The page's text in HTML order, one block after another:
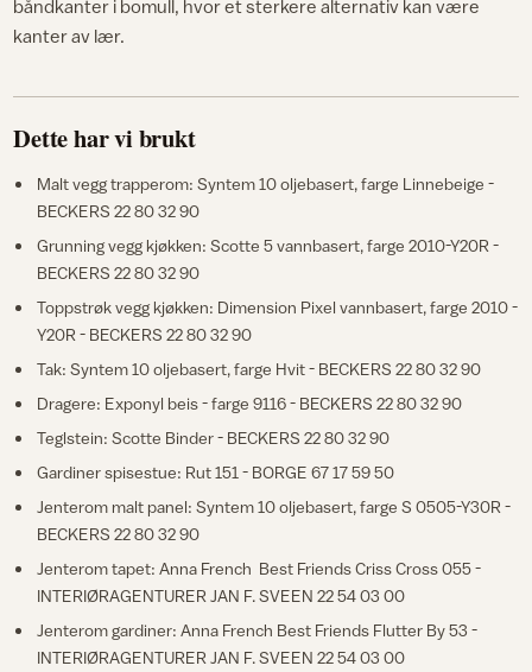
båndkanter i bomull, hvor et sterkere alternativ kan være
kanter av lær.
Dette har vi brukt
Malt vegg trapperom: Syntem 10 oljebasert, farge Linnebeige -
BECKERS 22 80 32 90
Grunning vegg kjøkken: Scotte 5 vannbasert, farge 2010-Y20R -
BECKERS 22 80 32 90
Toppstrøk vegg kjøkken: Dimension Pixel vannbasert, farge 2010 -
Y20R - BECKERS 22 80 32 90
Tak: Syntem 10 oljebasert, farge Hvit - BECKERS 22 80 32 90
Dragere: Exponyl beis - farge 9116 - BECKERS 22 80 32 90
Teglstein: Scotte Binder - BECKERS 22 80 32 90
Gardiner spisestue: Rut 151 - BORGE 67 17 59 50
Jenterom malt panel: Syntem 10 oljebasert, farge S 0505-Y30R -
BECKERS 22 80 32 90
Jenterom tapet: Anna French Best Friends Criss Cross 055 -
INTERIØRAGENTURER JAN F. SVEEN 22 54 03 00
Jenterom gardiner: Anna French Best Friends Flutter By 53 -
INTERIØRAGENTURER JAN F. SVEEN 22 54 03 00